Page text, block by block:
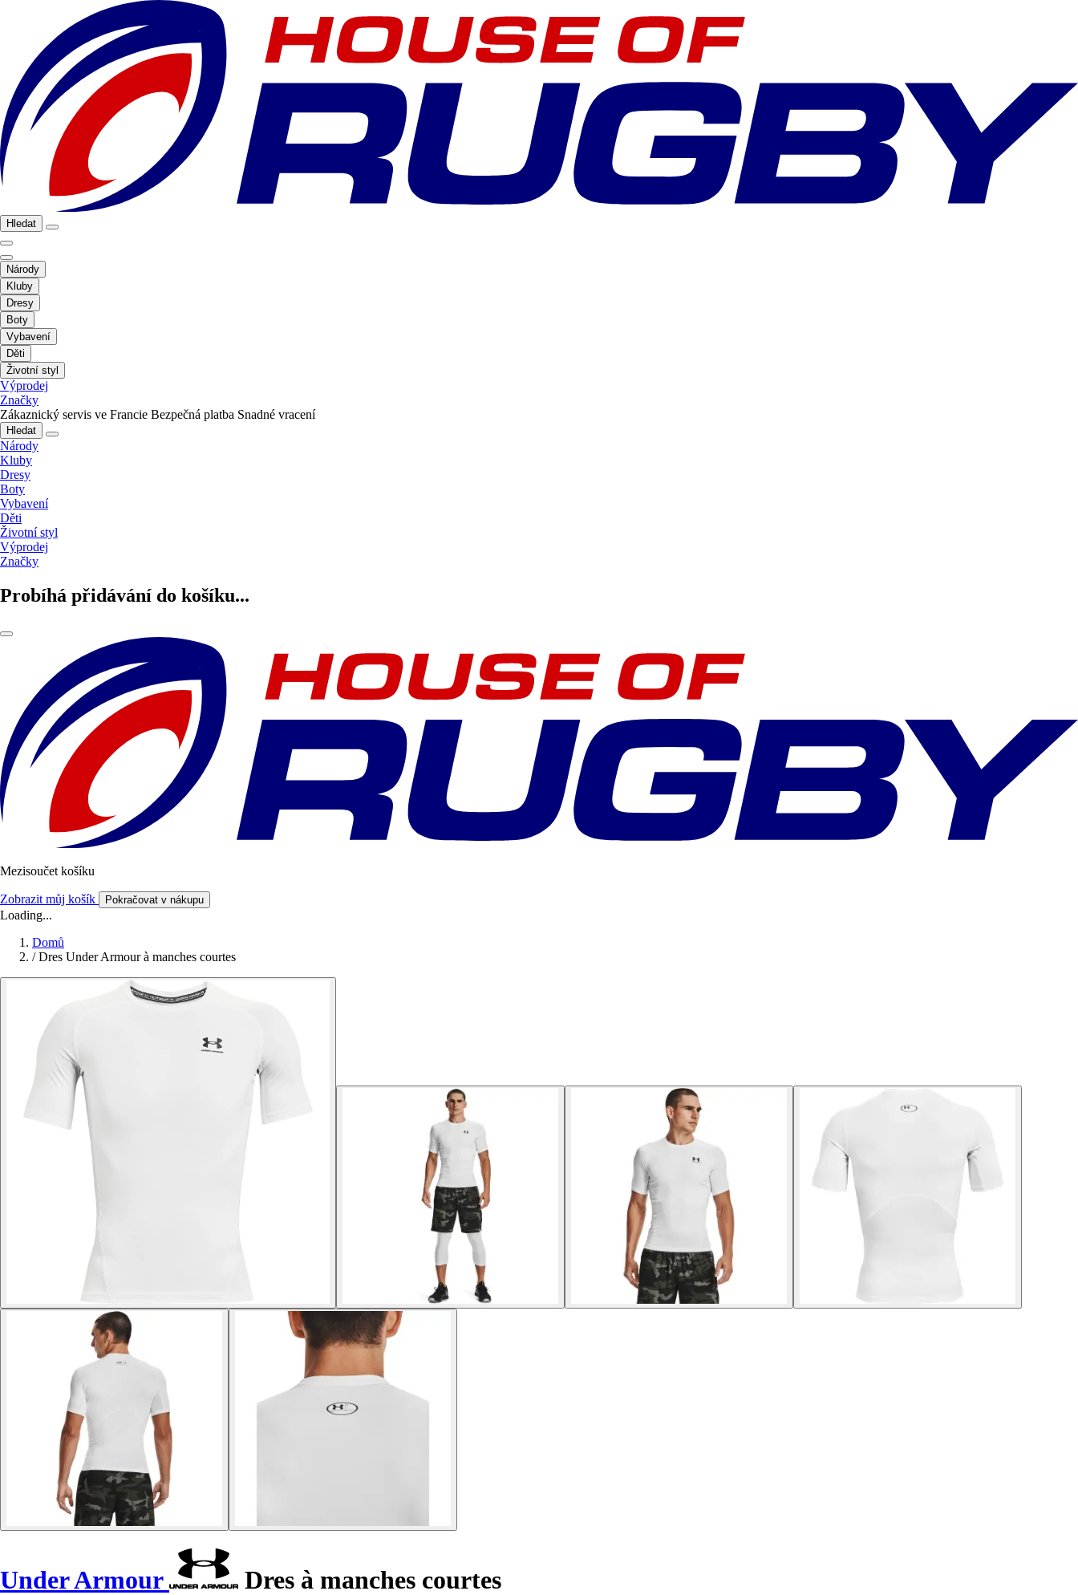
Hledat
Národy
Kluby
Dresy
Boty
Vybavení
Děti
Životní styl
Výprodej
Značky
Zákaznický servis ve Francie Bezpečná platba Snadné vracení
Hledat
Národy
Kluby
Dresy
Boty
Vybavení
Děti
Životní styl
Výprodej
Značky
Probíhá přidávání do košíku...
Mezisoučet košíku
Zobrazit můj košík Pokračovat v nákupu
Loading...
Domů
/ Dres Under Armour à manches courtes
Under Armour Dres à manches courtes